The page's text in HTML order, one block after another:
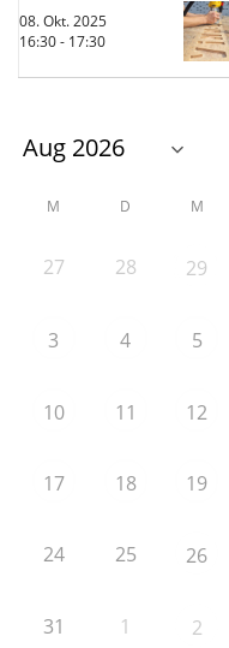
08. Okt. 2025
16:30 - 17:30
M D M
27 28 29
3 4 5
10 11 12
17 18 19
24 25 26
31 1 2